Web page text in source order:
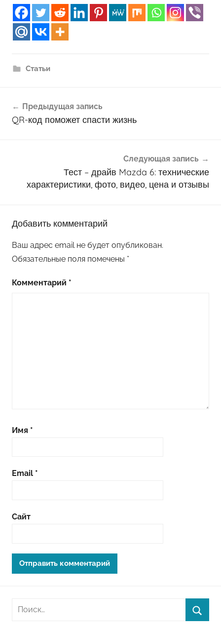
Статьи
по
Предыдущая запись
QR-код поможет спасти жизнь
Следующая запись
Тест – драйв Mazda 6: технические
характеристики, фото, видео, цена и отзывы
Добавить комментарий
Ваш адрес email не будет опубликован.
Обязательные поля помечены *
Комментарий *
Имя *
Email *
Сайт